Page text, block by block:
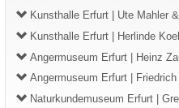
Kunsthalle Erfurt | Ute Mahler
Kunsthalle Erfurt | Herlinde
Angermuseum Erfurt | Heinz
Angermuseum Erfurt | Friedrich
Naturkundemuseum Erfurt |